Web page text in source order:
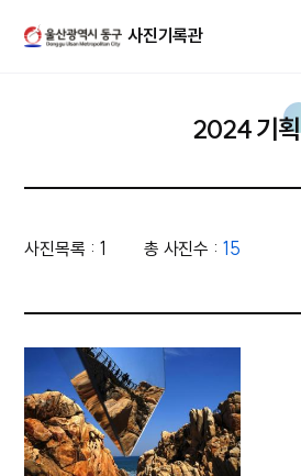
사진기록관
2024 기획
사진목록 : 1 총 사진수 :15